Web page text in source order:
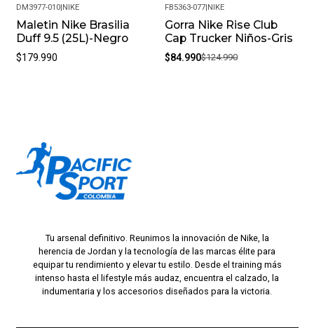
DM3977-010|NIKE
Maletin Nike Brasilia
Duff 9.5 (25L)-Negro
$179.990
-32%
FB5363-077|NIKE
Gorra Nike Rise Club
Cap Trucker Niños-Gris
$84.990$124.990
Tu arsenal definitivo. Reunimos la innovación de Nike, la
herencia de Jordan y la tecnología de las marcas élite para
equipar tu rendimiento y elevar tu estilo. Desde el training más
intenso hasta el lifestyle más audaz, encuentra el calzado, la
indumentaria y los accesorios diseñados para la victoria.